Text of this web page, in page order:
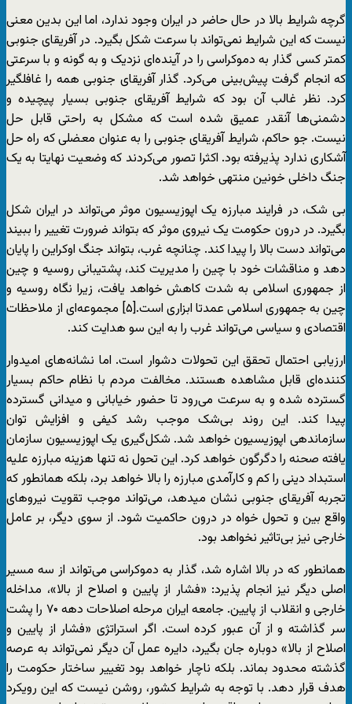
گرچه شرایط بالا در حال حاضر در ایران وجود ندارد، اما این بدین معنی
نیست که این شرایط نمی‌تواند با سرعت شکل بگیرد. در آفریقای جنوبی
کمتر کسی گذار به دموکراسی را در آینده‌ای نزدیک و به گونه و با سرعتی
که انجام گرفت پیش‌بینی می‌کرد. گذار آفریقای جنوبی همه را غافلگیر
کرد. نظر غالب آن بود که شرایط آفریقای جنوبی بسیار پیچیده و
دشمنی‌ها آنقدر عمیق شده است که مشکل به راحتی قابل حل
نیست. جو حاکم، شرایط آفریقای جنوبی را به عنوان معضلی که راه حل
آشکاری ندارد پذیرفته بود. اکثرا تصور می‌کردند که وضعیت نهایتا به یک
جنگ داخلی خونین منتهی خواهد شد.
بی شک، در فرایند مبارزه یک اپوزیسیون موثر می‌تواند در ایران شکل
بگیرد. در درون حکومت یک نیروی موثر که بتواند ضرورت تغییر را ببیند
می‌تواند دست بالا را پیدا کند. چنانچه غرب، بتواند جنگ اوکراین را پایان
دهد و مناقشات خود با چین را مدیریت کند، پشتیبانی روسیه و چین
از جمهوری اسلامی به شدت کاهش خواهد یافت، زیرا نگاه روسیه و
چین به جمهوری اسلامی عمدتا ابزاری است.[۵] مجموعه‌ای از ملاحظات
اقتصادی و سیاسی می‌تواند غرب را به این سو هدایت کند.
ارزیابی احتمال تحقق این تحولات دشوار است. اما نشانه‌های امیدوار
کننده‌ای قابل مشاهده هستند. مخالفت مردم با نظام حاکم بسیار
گسترده شده و به سرعت می‌رود تا حضور خیابانی و میدانی گسترده
پیدا کند. این روند بی‌شک موجب رشد کیفی و افزایش توان
سازماندهی اپوزیسیون خواهد شد. شکل‌گیری یک اپوزیسیون سازمان
یافته صحنه را دگرگون خواهد کرد. این تحول نه تنها هزینه مبارزه علیه
استبداد دینی را کم و کارآمدی مبارزه را بالا خواهد برد، بلکه همانطور که
تجربه آفریقای جنوبی نشان میدهد، می‌تواند موجب تقویت نیروهای
واقع بین و تحول خواه در درون حاکمیت شود. از سوی دیگر، بر عامل
خارجی نیز بی‌تاثیر نخواهد بود.
همانطور که در بالا اشاره شد، گذار به دموکراسی می‌تواند از سه مسیر
اصلی دیگر نیز انجام پذیرد: «فشار از پایین و اصلاح از بالا»، مداخله
خارجی و انقلاب از پایین. جامعه ایران مرحله اصلاحات دهه ۷۰ را پشت
سر گذاشته و از آن عبور کرده است. اگر استراتژی «فشار از پایین و
اصلاح از بالا» دوباره جان بگیرد، دایره عمل آن دیگر نمی‌تواند به عرصه
گذشته محدود بماند. بلکه ناچار خواهد بود تغییر ساختار حکومت را
هدف قرار دهد. با توجه به شرایط کشور، روشن نیست که این رویکرد